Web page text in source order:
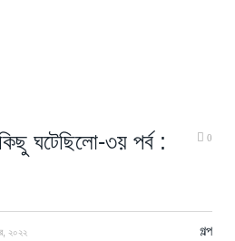
ঘটেছিলো-৩য় পর্ব :
0
২০২২ গল্প